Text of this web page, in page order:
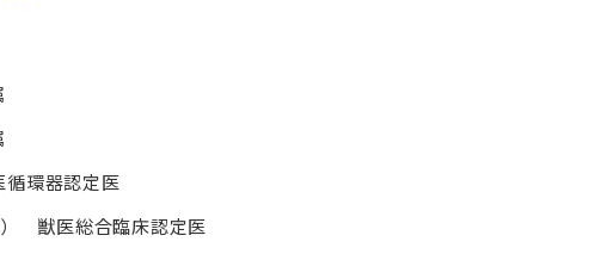
環器認定医
獣医総合臨床認定医